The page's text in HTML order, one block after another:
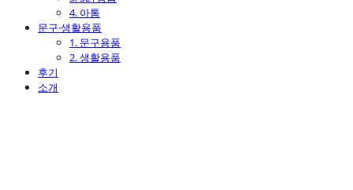
4. 아톰
문구·생활용품
1. 문구용품
2. 생활용품
후기
소개